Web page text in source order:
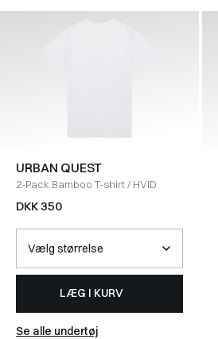
URBAN QUEST
2-Pack Bamboo T-shirt/ HVID
DKK 350
LÆG I KURV
Se alle undertøj